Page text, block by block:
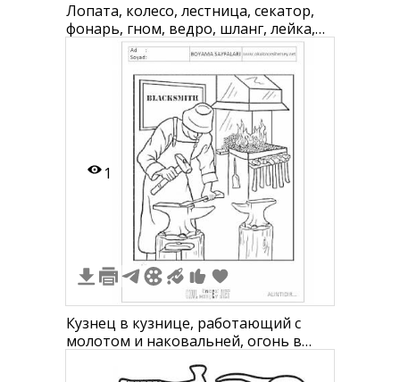
Лопата, колесо, лестница, секатор,
фонарь, гном, ведро, шланг, лейка,
тяпка, лопата для снега, мотыга,
грабли, перчатка, секатор, ножовка,
разбрызгиватель, канистра,
молоток, лестница, садовые
перчатки, лейка, лопата для снега,
коловорот, фонарь
1
Кузнец в кузнице, работающий с
молотом и наковальней, огонь в